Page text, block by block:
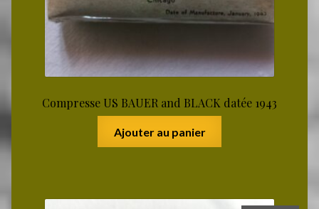
Compresse US BAUER and BLACK datée 1943
Ajouter au panier